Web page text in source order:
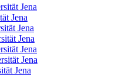
Jena
Jena
Jena
Jena
Jena
Jena
Jena